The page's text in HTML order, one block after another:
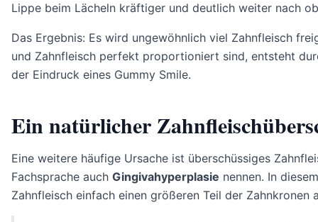
Lippe beim Lächeln kräftiger und deutlich weiter nach
Das Ergebnis: Es wird ungewöhnlich viel Zahnfleisch
und Zahnfleisch perfekt proportioniert sind, entsteht
der Eindruck eines Gummy Smile.
Ein natürlicher
Eine weitere häufige Ursache ist überschüssiges
Fachsprache auch Gingivahyperplasie nennen. In
Zahnfleisch einfach einen größeren Teil der Zahnkronen